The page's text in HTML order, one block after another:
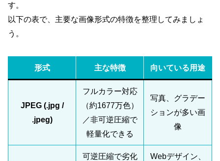
す。
以下の表で、主要な画像形式の特徴を整理してみましょ
う。
形式 主な特徴 向いている用途
JPEG (.jpg /
.jpeg)
フルカラー対応
（約1677万色）
／非可逆圧縮で
軽量化できる
写真、グラデー
ションが多い画
像
可逆圧縮で劣化
Webデザイン、